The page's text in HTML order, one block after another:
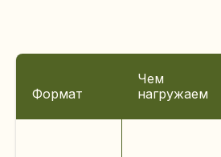
Формат
Чем
нагружаем